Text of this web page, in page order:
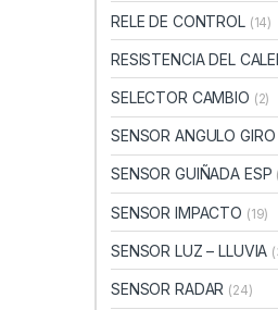
RELE DE CONTROL (14)
RESISTENCIA DEL
SELECTOR CAMBIO (2)
SENSOR ANGULO GIRO
SENSOR GUIÑADA ESP
SENSOR IMPACTO (19)
SENSOR LUZ – LLUVIA
SENSOR RADAR (24)